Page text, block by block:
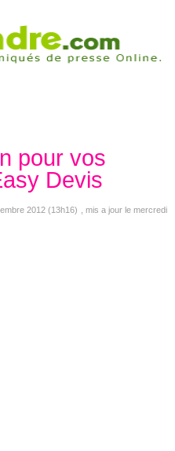
pour vos
Devis
2012 (13h16)
, mis a jour le mercredi